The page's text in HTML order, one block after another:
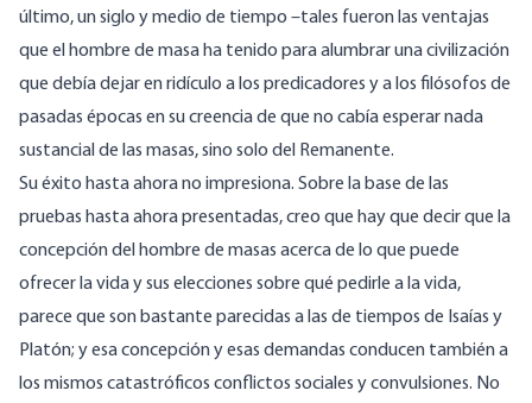
último, un siglo y medio de tiempo –tales fueron las ventajas
que el hombre de masa ha tenido para alumbrar una civilización
que debía dejar en ridículo a los predicadores y a los filósofos de
pasadas épocas en su creencia de que no cabía esperar nada
sustancial de las masas, sino solo del Remanente.
Su éxito hasta ahora no impresiona. Sobre la base de las
pruebas hasta ahora presentadas, creo que hay que decir que la
concepción del hombre de masas acerca de lo que puede
ofrecer la vida y sus elecciones sobre qué pedirle a la vida,
parece que son bastante parecidas a las de tiempos de Isaías y
Platón; y esa concepción y esas demandas conducen también a
los mismos catastróficos conflictos sociales y convulsiones. No